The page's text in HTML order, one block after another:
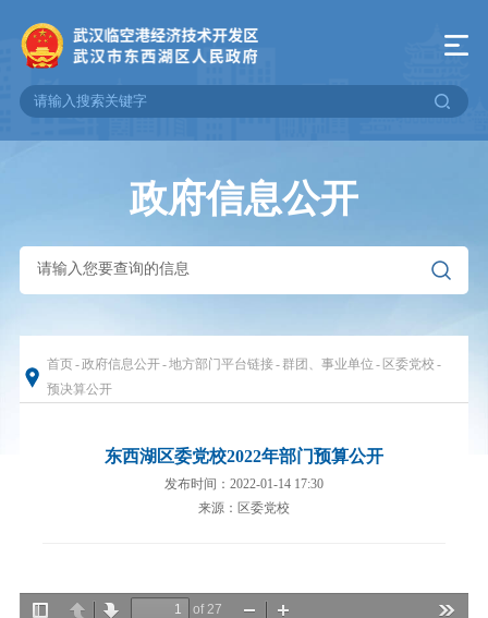
政府信息公开
首页-政府信息公开-地方部门平台链接- 群团、事业单位 - 区委党校 -
预决算公开
东西湖区委党校2022年部门预算公开
发布时间：2022-01-14 17:30
来源：区委党校